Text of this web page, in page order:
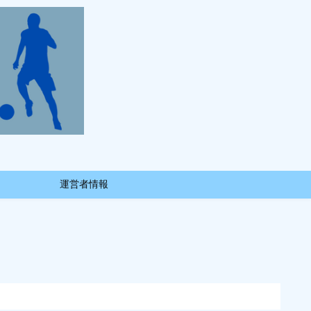
運営者情報